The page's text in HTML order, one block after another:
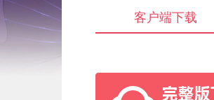
客户端下载